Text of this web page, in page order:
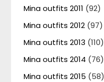
Mina outfits 2011 (92)
Mina outfits 2012 (97)
Mina outfits 2013 (110)
Mina outfits 2014 (76)
Mina outfits 2015 (58)